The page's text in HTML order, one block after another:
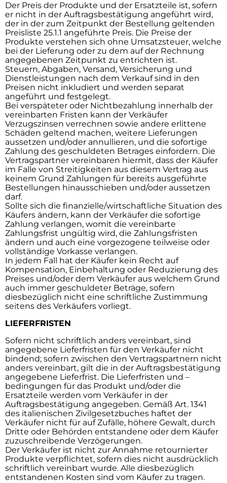
Der Preis der Produkte und der Ersatzteile ist, sofern
er nicht in der Auftragsbestätigung angeführt wird,
der in der zum Zeitpunkt der Bestellung geltenden
Preisliste 25.1.1 angeführte Preis. Die Preise der
Produkte verstehen sich ohne Umsatzsteuer, welche
bei der Lieferung oder zu dem auf der Rechnung
angegebenen Zeitpunkt zu entrichten ist.
Steuern, Abgaben, Versand, Versicherung und
Dienstleistungen nach dem Verkauf sind in den
Preisen nicht inkludiert und werden separat
angeführt und festgelegt.
Bei verspäteter oder Nichtbezahlung innerhalb der
vereinbarten Fristen kann der Verkäufer
Verzugszinsen verrechnen sowie andere erlittene
Schäden geltend machen, weitere Lieferungen
aussetzen und/oder annullieren, und die sofortige
Zahlung des geschuldeten Betrages einfordern. Die
Vertragspartner vereinbaren hiermit, dass der Käufer
im Falle von Streitigkeiten aus diesem Vertrag aus
keinem Grund Zahlungen für bereits ausgeführte
Bestellungen hinausschieben und/oder aussetzen
darf.
Sollte sich die finanzielle/wirtschaftliche Situation des
Käufers ändern, kann der Verkäufer die sofortige
Zahlung verlangen, womit die vereinbarte
Zahlungsfrist ungültig wird, die Zahlungsfristen
ändern und auch eine vorgezogene teilweise oder
vollständige Vorkasse verlangen.
In jedem Fall hat der Käufer kein Recht auf
Kompensation, Einbehaltung oder Reduzierung des
Preises und/oder dem Verkäufer aus welchem Grund
auch immer geschuldeter Beträge, sofern
diesbezüglich nicht eine schriftliche Zustimmung
seitens des Verkäufers vorliegt.
LIEFERFRISTEN
Sofern nicht schriftlich anders vereinbart, sind
angegebene Lieferfristen für den Verkäufer nicht
bindend; sofern zwischen den Vertragspartnern nicht
anders vereinbart, gilt die in der Auftragsbestätigung
angegebene Lieferfrist. Die Lieferfristen und –
bedingungen für das Produkt und/oder die
Ersatzteile werden vom Verkäufer in der
Auftragsbestätigung angegeben. Gemäß Art. 1341
des italienischen Zivilgesetzbuches haftet der
Verkäufer nicht für auf Zufälle, höhere Gewalt, durch
Dritte oder Behörden entstandene oder dem Käufer
zuzuschreibende Verzögerungen.
Der Verkäufer ist nicht zur Annahme retournierter
Produkte verpflichtet, sofern dies nicht ausdrücklich
schriftlich vereinbart wurde. Alle diesbezüglich
entstandenen Kosten sind vom Käufer zu tragen.